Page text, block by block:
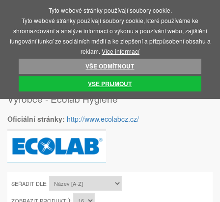
ÚVOD ECOLAB HYGIENE
Výrobce - Ecolab Hygiene
Oficiální stránky: http://www.ecolabcz.cz/
SEŘADIT DLE:
Tyto webové stránky používají soubory cookie.
Tyto webové stránky používají soubory cookie, které používáme ke
shromažďování a analýze informací o výkonu a používání webu, zajištění
fungování funkcí ze sociálních médií a ke zlepšení a přizpůsobení obsahu a
reklam. Více informací
VŠE ODMÍTNOUT
VŠE PŘIJMOUT